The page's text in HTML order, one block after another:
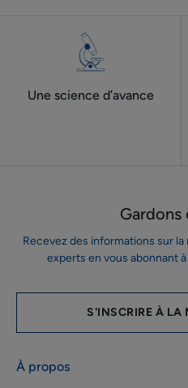
Une science d’avance
Recevez des informations sur
experts en vous abonnant
S'INSCRIRE À LA
À propos